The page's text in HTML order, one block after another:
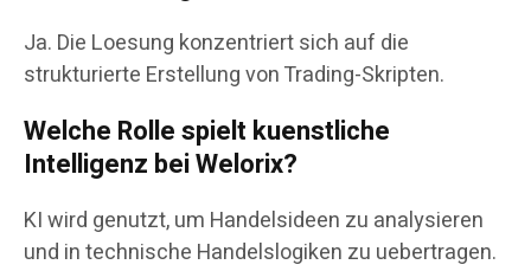
Ja. Die Loesung konzentriert sich auf die
strukturierte Erstellung von Trading-Skripten.
Welche Rolle spielt kuenstliche
Intelligenz bei Welorix?
KI wird genutzt, um Handelsideen zu analysieren
und in technische Handelslogiken zu uebertragen.